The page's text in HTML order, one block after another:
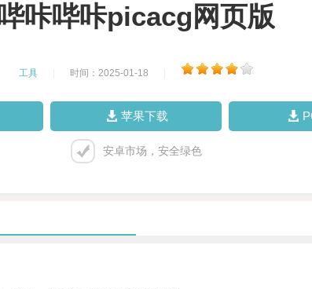
哔咔哔咔picacg网页版
工具 时间：2025-01-18
苹果下载
安卓市场，安全绿色